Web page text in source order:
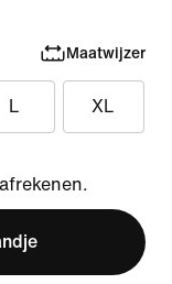
Maatwijzer
L XL